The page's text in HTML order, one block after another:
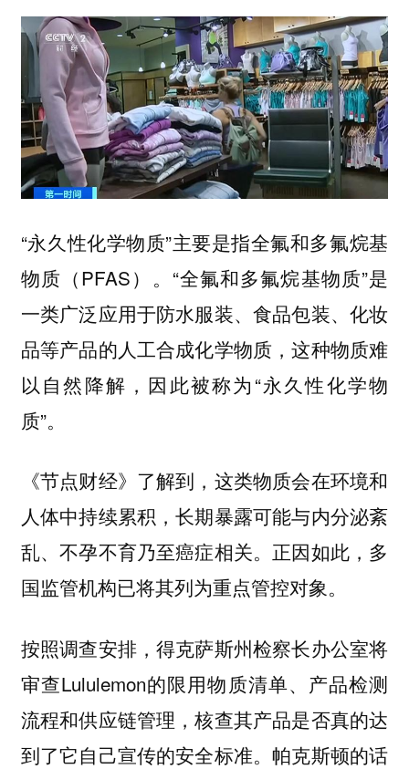
“永久性化学物质”主要是指全氟和多氟烷基
物质（PFAS）。“全氟和多氟烷基物质”是
一类广泛应用于防水服装、食品包装、化妆
品等产品的人工合成化学物质，这种物质难
以自然降解，因此被称为“永久性化学物
质”。
《节点财经》了解到，这类物质会在环境和
人体中持续累积，长期暴露可能与内分泌紊
乱、不孕不育乃至癌症相关。正因如此，多
国监管机构已将其列为重点管控对象。
按照调查安排，得克萨斯州检察长办公室将
审查Lululemon的限用物质清单、产品检测
流程和供应链管理，核查其产品是否真的达
到了它自己宣传的安全标准。帕克斯顿的话